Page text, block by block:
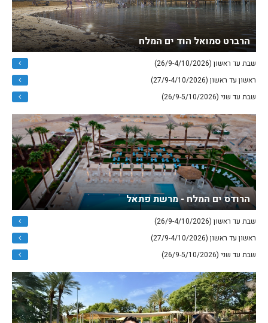
הרברט סמואל הוד ים המלח
שבת עד ראשון (26/9-4/10/2026)
ראשון עד ראשון (27/9-4/10/2026)
שבת עד שני (26/9-5/10/2026)
הרודס ים המלח - מרשת פתאל
שבת עד ראשון (26/9-4/10/2026)
ראשון עד ראשון (27/9-4/10/2026)
שבת עד שני (26/9-5/10/2026)